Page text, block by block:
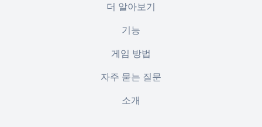
더 알아보기
기능
게임 방법
자주 묻는 질문
소개